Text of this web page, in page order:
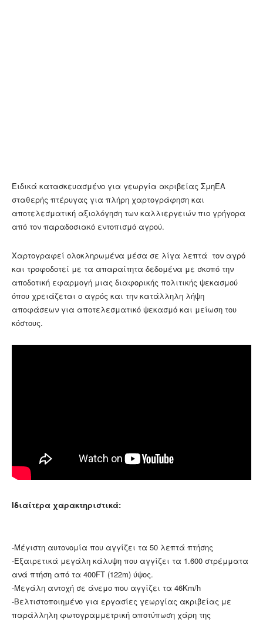
Ειδικά κατασκευασμένο για γεωργία ακριβείας ΣμηΕΑ
σταθερής πτέρυγας για πλήρη χαρτογράφηση και
αποτελεσματική αξιολόγηση των καλλιεργειών πιο γρήγορα
από τον παραδοσιακό εντοπισμό αγρού.
Χαρτογραφεί ολοκληρωμένα μέσα σε λίγα λεπτά τον αγρό
και τροφοδοτεί με τα απαραίτητα δεδομένα με σκοπό την
αποδοτική εφαρμογή μιας διαφορικής πολιτικής ψεκασμού
όπου χρειάζεται ο αγρός και την κατάλληλη λήψη
αποφάσεων για αποτελεσματικό ψεκασμό και μείωση του
κόστους.
Ιδιαίτερα χαρακτηριστικά:
-Μέγιστη αυτονομία που αγγίζει τα 50 λεπτά πτήσης
-Εξαιρετικά μεγάλη κάλυψη που αγγίζει τα 1.600 στρέμματα
ανά πτήση από τα 400FΤ (122m) ύψος.
-Μεγάλη αντοχή σε άνεμο που αγγίζει τα 46Km/h
-Βελτιστοποιημένο για εργασίες γεωργίας ακριβείας με
παράλληλη φωτογραμμετρική αποτύπωση χάρη της